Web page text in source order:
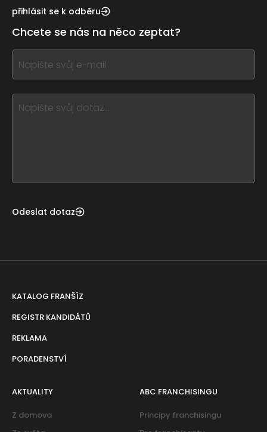
this,
this
form
field
blank
přihlásit se k odběru
Chcete se nás na něco zeptat?
If
you
this,
leave
Odeslat dotaz
KATALOG FRANŠÍZ
REGISTR KANDIDÁTŮ
REKLAMA
PORADENSTVÍ
AKTUALITY
Z domova
ABC FRANCHISINGU
Principy franchisingu